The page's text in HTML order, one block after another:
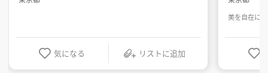
気になる リストに追加
美を自在に